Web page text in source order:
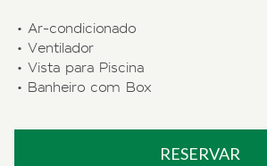
• Ar-condicionado
• Ventilador
• Vista para Piscina
• Banheiro com Box
RESERVAR